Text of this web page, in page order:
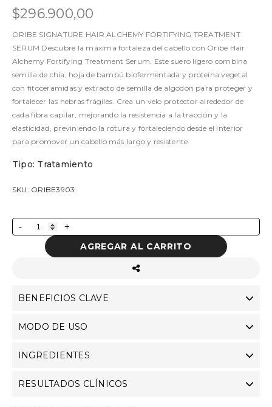
$296.900,00
ORIBE SIGNATURE HAIR ALCHEMY FORTIFYING TREATMENT
SERUM Descubre la máxima fortaleza del cabello con Oribe Hair
Alchemy Fortifying Treatment Serum. Este suero ligero combina
semilla de chía, hoja de bambú biofermentada y proteína vegetal
con fitoceramidas y extracto de semilla de algodón para proteger y
fortalecer las hebras frágiles. Crea un velo protector alrededor de
cada fibra capilar, mejorando la resistencia a la tracción y la
elasticidad, previniendo la rotura y fortaleciendo desde el interior
para promover un cabello más largo y resistente.
Tipo: Tratamiento
SKU: ORIBE3903
- +
AGREGAR AL CARRITO
BENEFICIOS CLAVE
MODO DE USO
INGREDIENTES
RESULTADOS CLÍNICOS